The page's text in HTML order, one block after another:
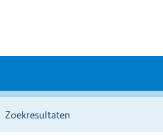
Zoekresultaten